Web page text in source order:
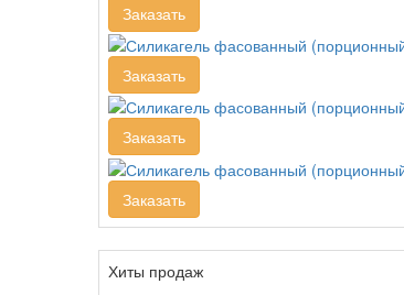
Заказать
Заказать
Заказать
Заказать
Хиты продаж